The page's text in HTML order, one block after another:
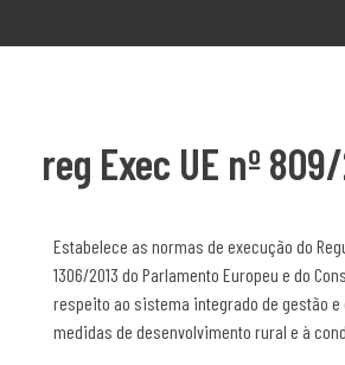
reg Exec UE nº
Estabelece as normas de execução do
1306/2013 do Parlamento Europeu e do
respeito ao sistema integrado de gestão e
medidas de desenvolvimento rural e à